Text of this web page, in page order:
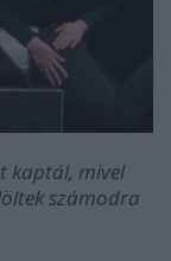
kaptál, mivel
számodra